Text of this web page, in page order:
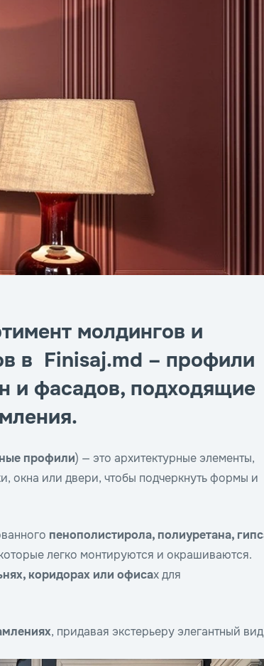
молдингов и
в Finisaj.md – профили
и фасадов, подходящие
профили) — это архитектурные элементы,
окна или двери, чтобы подчеркнуть формы и
пенополистирола, полиуретана,
легко монтируются и окрашиваются.
коридорах или офисах для
, придавая экстерьеру элегантный